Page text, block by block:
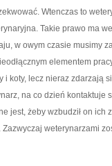
Wtenczas to
Takie prawo ma
w owym czasie musimy
elementem
i koty, lecz nieraz zdarzają
na co dzień
jest, żeby wzbudził on
weterynarzami